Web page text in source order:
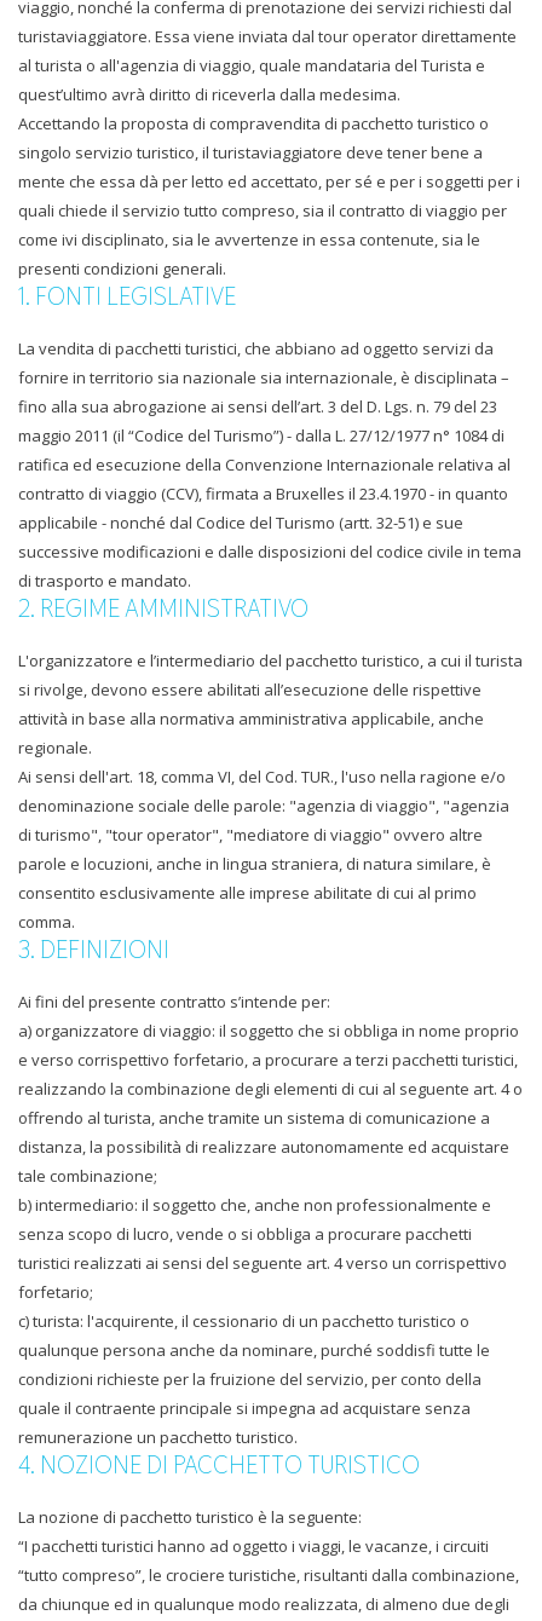
viaggio, nonché la conferma di prenotazione dei servizi richiesti dal
turistaviaggiatore. Essa viene inviata dal tour operator direttamente
al turista o all'agenzia di viaggio, quale mandataria del Turista e
quest’ultimo avrà diritto di riceverla dalla medesima.
Accettando la proposta di compravendita di pacchetto turistico o
singolo servizio turistico, il turistaviaggiatore deve tener bene a
mente che essa dà per letto ed accettato, per sé e per i soggetti per i
quali chiede il servizio tutto compreso, sia il contratto di viaggio per
come ivi disciplinato, sia le avvertenze in essa contenute, sia le
presenti condizioni generali.
1. FONTI LEGISLATIVE
La vendita di pacchetti turistici, che abbiano ad oggetto servizi da
fornire in territorio sia nazionale sia internazionale, è disciplinata –
fino alla sua abrogazione ai sensi dell’art. 3 del D. Lgs. n. 79 del 23
maggio 2011 (il “Codice del Turismo”) - dalla L. 27/12/1977 n° 1084 di
ratifica ed esecuzione della Convenzione Internazionale relativa al
contratto di viaggio (CCV), firmata a Bruxelles il 23.4.1970 - in quanto
applicabile - nonché dal Codice del Turismo (artt. 32-51) e sue
successive modificazioni e dalle disposizioni del codice civile in tema
di trasporto e mandato.
2. REGIME AMMINISTRATIVO
L'organizzatore e l’intermediario del pacchetto turistico, a cui il turista
si rivolge, devono essere abilitati all’esecuzione delle rispettive
attività in base alla normativa amministrativa applicabile, anche
regionale.
Ai sensi dell'art. 18, comma VI, del Cod. TUR., l'uso nella ragione e/o
denominazione sociale delle parole: "agenzia di viaggio", "agenzia
di turismo", "tour operator", "mediatore di viaggio" ovvero altre
parole e locuzioni, anche in lingua straniera, di natura similare, è
consentito esclusivamente alle imprese abilitate di cui al primo
comma.
3. DEFINIZIONI
Ai fini del presente contratto s’intende per:
a) organizzatore di viaggio: il soggetto che si obbliga in nome proprio
e verso corrispettivo forfetario, a procurare a terzi pacchetti turistici,
realizzando la combinazione degli elementi di cui al seguente art. 4 o
offrendo al turista, anche tramite un sistema di comunicazione a
distanza, la possibilità di realizzare autonomamente ed acquistare
tale combinazione;
b) intermediario: il soggetto che, anche non professionalmente e
senza scopo di lucro, vende o si obbliga a procurare pacchetti
turistici realizzati ai sensi del seguente art. 4 verso un corrispettivo
forfetario;
c) turista: l'acquirente, il cessionario di un pacchetto turistico o
qualunque persona anche da nominare, purché soddisfi tutte le
condizioni richieste per la fruizione del servizio, per conto della
quale il contraente principale si impegna ad acquistare senza
remunerazione un pacchetto turistico.
4. NOZIONE DI PACCHETTO TURISTICO
La nozione di pacchetto turistico è la seguente:
“I pacchetti turistici hanno ad oggetto i viaggi, le vacanze, i circuiti
“tutto compreso”, le crociere turistiche, risultanti dalla combinazione,
da chiunque ed in qualunque modo realizzata, di almeno due degli